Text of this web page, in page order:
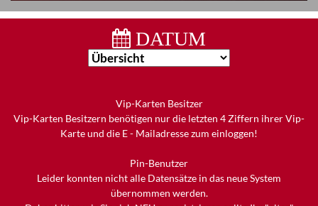
DATUM
Vip-Karten Besitzer
Vip-Karten Besitzern benötigen nur die letzten 4 Ziffern ihrer Vip-
Karte und die E - Mailadresse zum einloggen!
Pin-Benutzer
Leider konnten nicht alle Datensätze in das neue System
übernommen werden.